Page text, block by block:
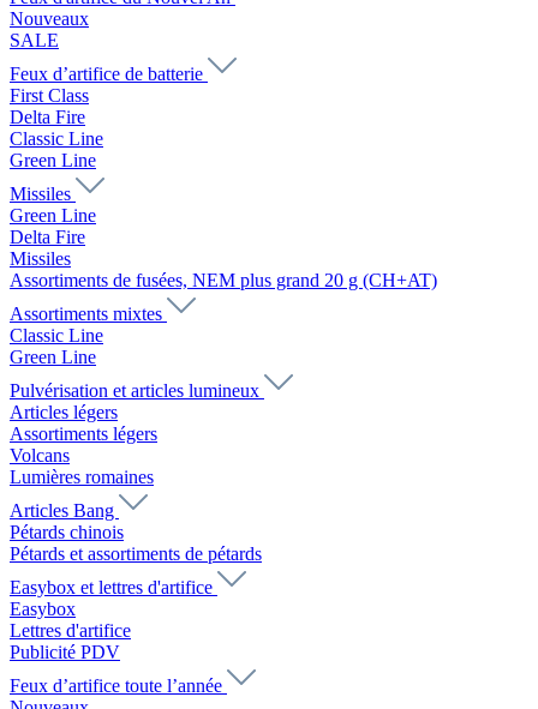
Nouveaux
SALE
Feux d’artifice de batterie
First Class
Delta Fire
Classic Line
Green Line
Missiles
Green Line
Delta Fire
Missiles
Assortiments de fusées, NEM plus grand 20 g (CH+AT)
Assortiments mixtes
Classic Line
Green Line
Pulvérisation et articles lumineux
Articles légers
Assortiments légers
Volcans
Lumières romaines
Articles Bang
Pétards chinois
Pétards et assortiments de pétards
Easybox et lettres d'artifice
Easybox
Lettres d'artifice
Publicité PDV
Feux d’artifice toute l’année